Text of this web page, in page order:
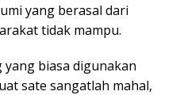
yang berasal dari
tidak mampu.
biasa digunakan
sate sangatlah mahal,